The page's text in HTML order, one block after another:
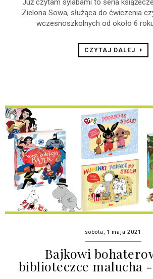
Już czytam sylabami to seria
Zielona Sowa, służąca do ćwiczenia
wczesnoszkolnych od około 6
CZYTAJ DALEJ
sobota, 1 maja 2021
Bajkowi
biblioteczce malucha